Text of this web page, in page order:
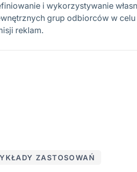
i wykorzystywanie
grup odbiorców w
reklam.
ZASTOSOWAŃ